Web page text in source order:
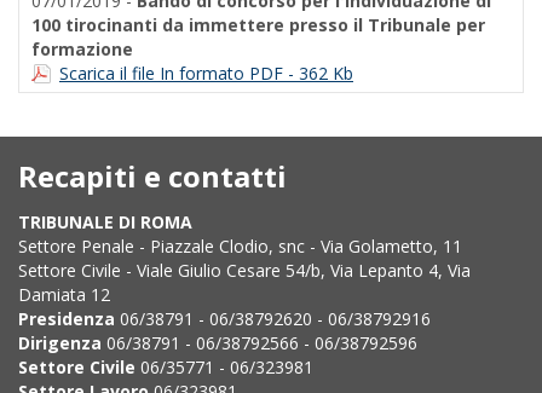
100 tirocinanti da immettere presso il Tribunale per
formazione
Scarica il file In formato PDF - 362 Kb
Recapiti e contatti
TRIBUNALE DI ROMA
Settore Penale - Piazzale Clodio, snc - Via Golametto, 11
Settore Civile - Viale Giulio Cesare 54/b, Via Lepanto 4, Via
Damiata 12
Presidenza 06/38791 - 06/38792620 - 06/38792916
Dirigenza 06/38791 - 06/38792566 - 06/38792596
Settore Civile 06/35771 - 06/323981